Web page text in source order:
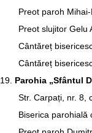
Preot paroh
Preot slujitor Gelu
Cântăreț
Cântăreț
19. Parohia „Sfântul
Str. Carpați, nr. 8,
Biserica parohială